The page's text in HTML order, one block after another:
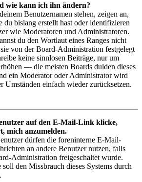
wie kann ich ihn ändern?
Benutzernamen stehen, zeigen an,
du bislang erstellt hast oder identifizieren
wie Moderatoren und Administratoren.
du den Wortlaut eines Ranges nicht
von der Board-Administration festgelegt
keine sinnlosen Beiträge, nur um
— die meisten Boards dulden dieses
ein Moderator oder Administrator wird
Umständen einfach wieder zurücksetzen.
auf den E-Mail-Link klicke,
mich anzumelden.
dürfen die foreninterne E-Mail-
an andere Benutzer nutzen, falls
Administration freigeschaltet wurde.
den Missbrauch dieses Systems durch